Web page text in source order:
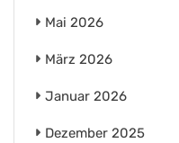
Mai 2026
März 2026
Januar 2026
Dezember 2025